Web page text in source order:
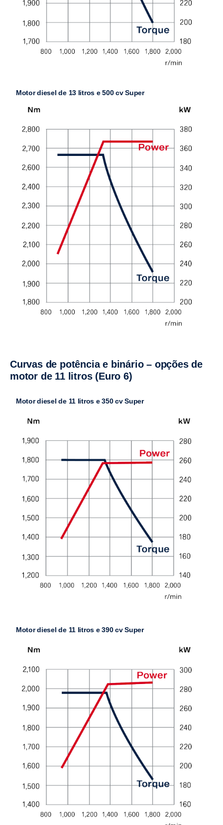
Motor diesel de 13 litros e 500 cv Super
Curvas de potência e binário – opções de
motor de 11 litros (Euro 6)
Motor diesel de 11 litros e 350 cv Super
Motor diesel de 11 litros e 390 cv Super